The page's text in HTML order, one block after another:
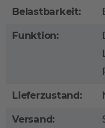
Belastbarkeit:
Funktion:
Lieferzustand:
Versand: